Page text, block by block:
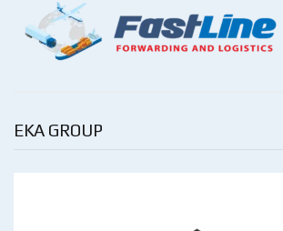
EKA GROUP